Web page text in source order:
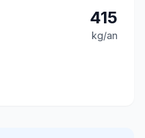
415
kg/an